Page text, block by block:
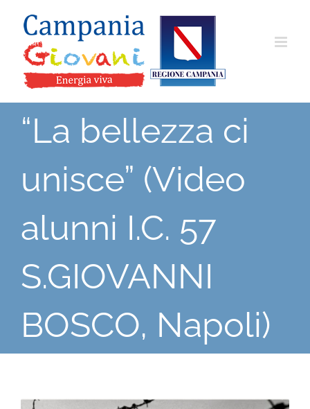
contenuto
“La bellezza ci
unisce” (Video
alunni I.C. 57
S.GIOVANNI
BOSCO, Napoli)